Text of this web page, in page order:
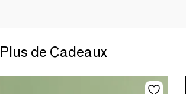
Plus de Cadeaux